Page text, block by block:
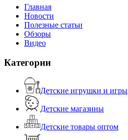
Главная
Новости
Полезные статьи
Обзоры
Видео
Категории
Детские игрушки и игры
Детские магазины
Детские товары оптом